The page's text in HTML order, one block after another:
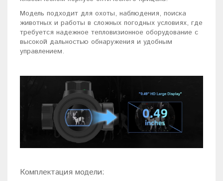
Модель подходит для охоты, наблюдения, поиска
животных и работы в сложных погодных условиях, где
требуется надежное тепловизионное оборудование с
высокой дальностью обнаружения и удобным
управлением.
Комплектация модели: